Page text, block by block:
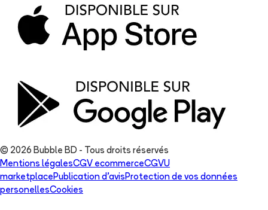
© 2026 Bubble BD - Tous droits réservés
Mentions légalesCGV ecommerceCGVU
marketplacePublication d'avisProtection de vos données
personellesCookies